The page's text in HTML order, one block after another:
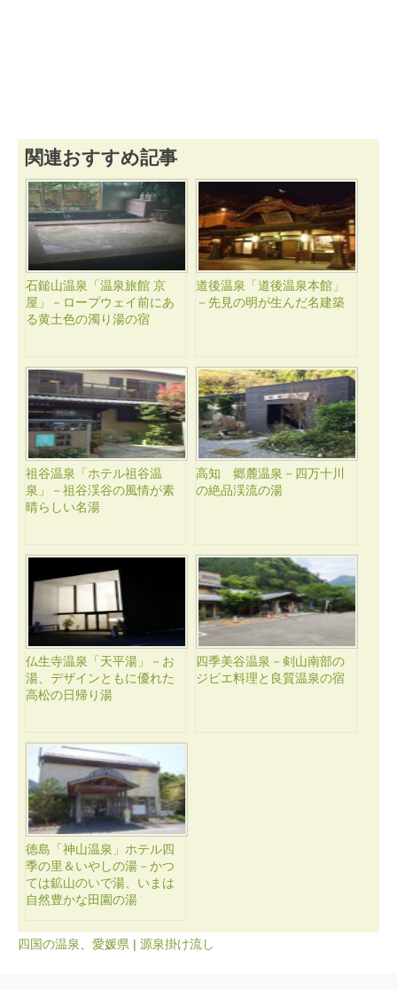
関連おすすめ記事
石鎚山温泉「温泉旅館 京
屋」－ロープウェイ前にあ
る黄土色の濁り湯の宿
道後温泉「道後温泉本館」
－先見の明が生んだ名建築
祖谷温泉「ホテル祖谷温
泉」－祖谷渓谷の風情が素
晴らしい名湯
高知 郷麓温泉－四万十川
の絶品渓流の湯
仏生寺温泉「天平湯」－お
湯、デザインともに優れた
高松の日帰り湯
四季美谷温泉－剣山南部の
ジビエ料理と良質温泉の宿
徳島「神山温泉」ホテル四
季の里＆いやしの湯－かつ
ては鉱山のいで湯、いまは
自然豊かな田園の湯
四国の温泉 愛媛県 | 源泉掛け流し